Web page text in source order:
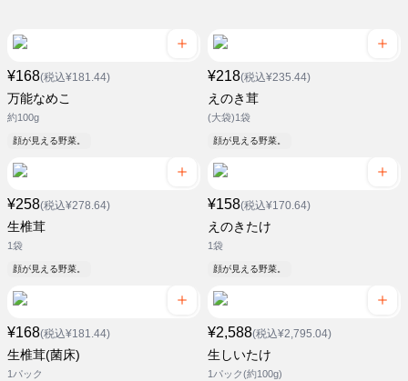
¥168(税込¥181.44)
万能なめこ
約100g
顔が見える野菜。
¥218(税込¥235.44)
えのき茸
(大袋)1袋
顔が見える野菜。
¥258(税込¥278.64)
生椎茸
1袋
顔が見える野菜。
¥158(税込¥170.64)
えのきたけ
1袋
顔が見える野菜。
¥168(税込¥181.44)
生椎茸(菌床)
1パック
¥2,588(税込¥2,795.04)
生しいたけ
1パック(約100g)